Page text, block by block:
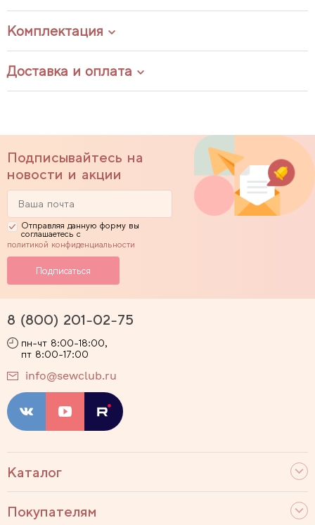
Комплектация
Доставка и оплата
Подписывайтесь на
новости и акции
Отправляя данную форму вы
соглашаетесь с
политикой конфиденциальности
Каталог
Покупателям
8 (800) 201-02-75
пн-чт 8:00-18:00,
пт 8:00-17:00
info@sewclub.ru